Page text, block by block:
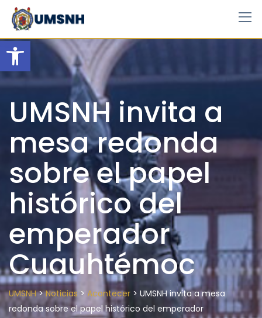
Open toolbar
Skip
content
UMSNH invita a
mesa redonda
sobre el papel
histórico del
emperador
Cuauhtémoc
UMSNH>Noticias > Acontecer > UMSNH invita a mesa
redonda sobre el papel histórico del emperador